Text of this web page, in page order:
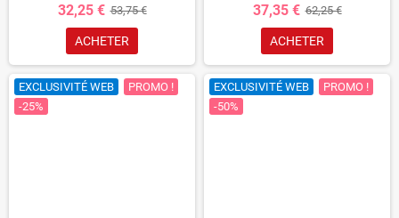
32,25 € 53,75 €
ACHETER
37,35 € 62,25 €
ACHETER
EXCLUSIVITÉ WEB
PROMO !
-25%
EXCLUSIVITÉ WEB
PROMO !
-50%